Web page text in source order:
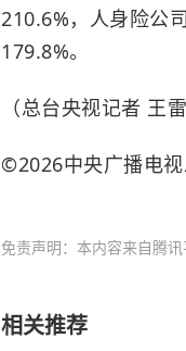
210.6%，人身险公
179.8%。
（总台央视记者 王雷
©2026中央广播电视
免责声明：本内容来自腾
相关推荐